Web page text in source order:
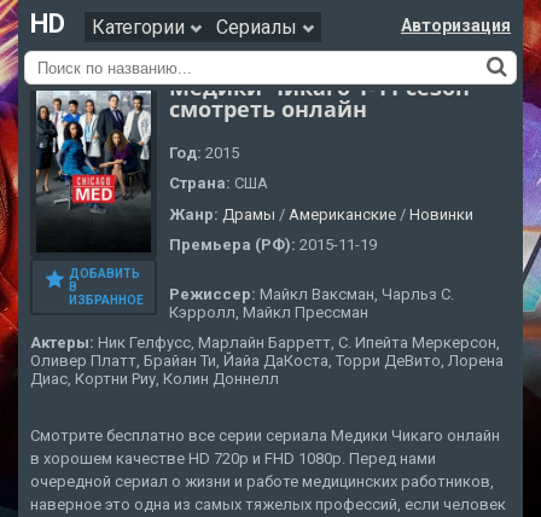
HD Категории Сериалы Авторизация
ДОБАВИТЬ
В
ИЗБРАННОЕ
Медики Чикаго 1-11 сезон
смотреть онлайн
Год: 2015
Страна: США
Жанр: Драмы / Американские / Новинки
Премьера (РФ): 2015-11-19
Режиссер: Майкл Ваксман, Чарльз С.
Кэрролл, Майкл Прессман
Актеры: Ник Гелфусс, Марлайн Барретт, С. Ипейта Меркерсон,
Оливер Платт, Брайан Ти, Йайа ДаКоста, Торри ДеВито, Лорена
Диас, Кортни Риу, Колин Доннелл
Смотрите бесплатно все серии сериала Медики Чикаго онлайн
в хорошем качестве HD 720p и FHD 1080p. Перед нами
очередной сериал о жизни и работе медицинских работников,
наверное это одна из самых тяжелых профессий, если человек